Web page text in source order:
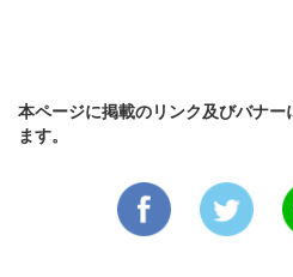
本ページに掲載のリンク及びバナ
ます。